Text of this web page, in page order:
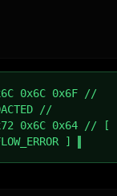
0x6C 0x6F //
//
0x6C 0x64 // [
]